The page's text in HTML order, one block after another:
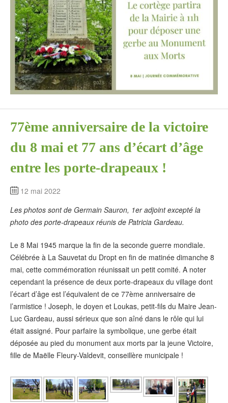
77ème anniversaire de la victoire
du 8 mai et 77 ans d’écart d’âge
entre les porte-drapeaux !
12 mai 2022
Les photos sont de Germain Sauron, 1er adjoint excepté la
photo des porte-drapeaux réunis de Patricia Gardeau.
Le 8 Mai 1945 marque la fin de la seconde guerre mondiale.
Célébrée à La Sauvetat du Dropt en fin de matinée dimanche 8
mai, cette commémoration réunissait un petit comité. A noter
cependant la présence de deux porte-drapeaux du village dont
l’écart d’âge est l’équivalent de ce 77ème anniversaire de
l’armistice ! Joseph, le doyen et Loukas, petit-fils du Maire Jean-
Luc Gardeau, aussi sérieux que son aîné dans le rôle qui lui
était assigné. Pour parfaire la symbolique, une gerbe était
déposée au pied du monument aux morts par la jeune Victoire,
fille de Maëlle Fleury-Valdevit, conseillère municipale !